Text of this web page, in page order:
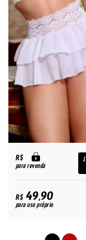
R$
para revenda
R$49,90
para uso próprio